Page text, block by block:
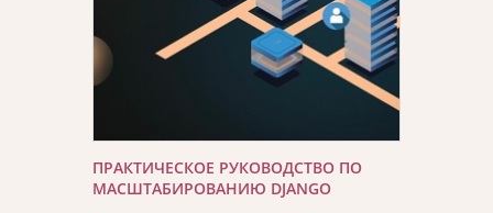
ПРАКТИЧЕСКОЕ РУКОВОДСТВО ПО
МАСШТАБИРОВАНИЮ DJANGO